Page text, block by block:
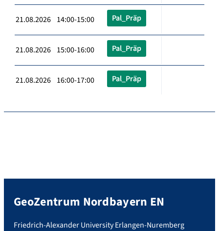
21.08.2026 14:00-15:00 Pal_Präp
21.08.2026 15:00-16:00 Pal_Präp
21.08.2026 16:00-17:00 Pal_Präp
GeoZentrum Nordbayern EN
Friedrich-Alexander University Erlangen-Nuremberg